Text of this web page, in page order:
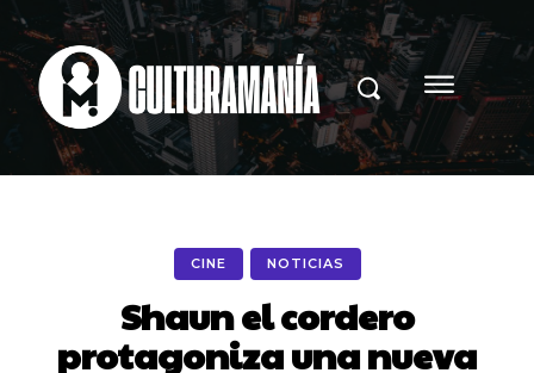
CINE NOTICIAS
Shaun el cordero
protagoniza una nueva